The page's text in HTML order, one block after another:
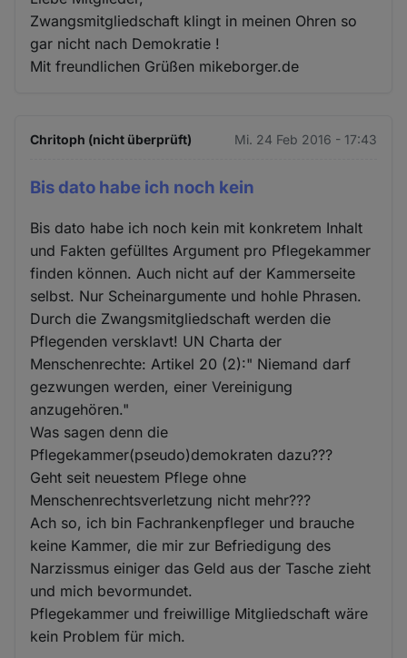
Zwangsmitgliedschaft klingt in meinen Ohren so
gar nicht nach Demokratie !
Mit freundlichen Grüßen mikeborger.de
Chritoph (nicht überprüft) Mi. 24 Feb 2016 - 17:43
Bis dato habe ich noch kein
Bis dato habe ich noch kein mit konkretem Inhalt
und Fakten gefülltes Argument pro Pflegekammer
finden können. Auch nicht auf der Kammerseite
selbst. Nur Scheinargumente und hohle Phrasen.
Durch die Zwangsmitgliedschaft werden die
Pflegenden versklavt! UN Charta der
Menschenrechte: Artikel 20 (2):" Niemand darf
gezwungen werden, einer Vereinigung
anzugehören."
Was sagen denn die
Pflegekammer(pseudo)demokraten dazu???
Geht seit neuestem Pflege ohne
Menschenrechtsverletzung nicht mehr???
Ach so, ich bin Fachrankenpfleger und brauche
keine Kammer, die mir zur Befriedigung des
Narzissmus einiger das Geld aus der Tasche zieht
und mich bevormundet.
Pflegekammer und freiwillige Mitgliedschaft wäre
kein Problem für mich.